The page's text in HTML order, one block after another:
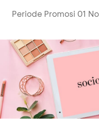
Periode Promosi 01